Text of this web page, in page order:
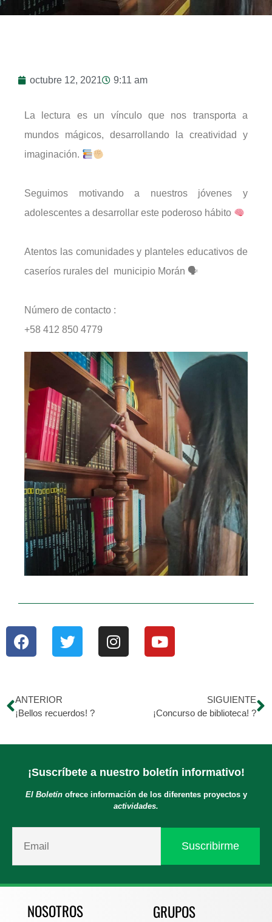
octubre 12, 2021 9:11 am
La lectura es un vínculo que nos transporta a
mundos mágicos, desarrollando la creatividad y
imaginación.
Seguimos motivando a nuestros jóvenes y
adolescentes a desarrollar este poderoso hábito
Atentos las comunidades y planteles educativos de
caseríos rurales del municipio Morán 🗣
Número de contacto :
+58 412 850 4779
ANTERIOR
¡Bellos recuerdos! ?
SIGUIENTE
¡Concurso de biblioteca! ?
¡Suscríbete a nuestro boletín informativo!
El Boletínofrece información de los diferentes proyectos y
actividades.
NOSOTROS GRUPOS